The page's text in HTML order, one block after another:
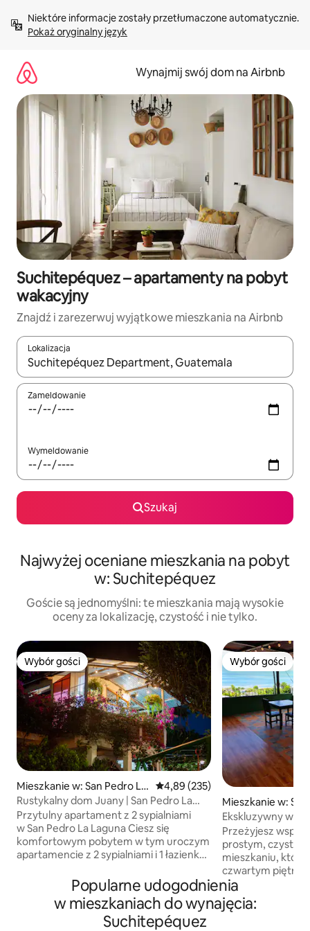
treści Pokaż oryginalny język
Wynajmij swój dom na Airbnb
Suchitepéquez – apartamenty na pobyt
wakacyjny
Znajdź i zarezerwuj wyjątkowe mieszkania na Airbnb
Lokalizacja
Gdy wyniki będą dostępne, możesz poruszać się po nich za
Zameldowanie
Wymeldowanie
Szukaj
Najwyżej oceniane mieszkania na pobyt
w: Suchitepéquez
Goście są jednomyślni: te mieszkania mają wysokie
oceny za lokalizację, czystość i nie tylko.
Wybór gości
Wybór gości
Mieszkanie w: San Pedro La
Laguna
Średnia ocena: 4,89 na 5, liczba
4,89 (235)
Rustykalny dom Juany | San Pedro La
Laguna
Przytulny apartament z 2 sypialniami
w San Pedro La Laguna Ciesz się
komfortowym pobytem w tym uroczym
apartamencie z 2 sypialniami i 1 łazienką,
dzielnic San Pedro La Laguna – w pobliżu
restauracji, kawiarni, barów i basenów
słonecznych. Idealne dla par, małych
rodzin lub znajomych: Średnie łóżko w
Wybór gości
Wybór gości
Mieszkanie w:
Laguna
Ekskluzywny
Przeżyjesz
prostym,
mieszkaniu, które
czwartym piętrze
mieć wszystko w
miejscu
gdzie można
Popularne udogodnienia
w mieszkaniach do wynajęcia:
Suchitepéquez